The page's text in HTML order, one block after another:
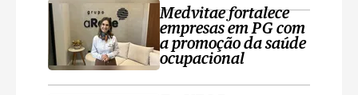
Medvitae fortalece
empresas em PG com
a promoção da saúde
ocupacional